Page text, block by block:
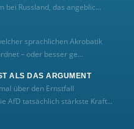
Russland, das angeblic...
sprachlichen Akrobatik
– oder besser ge...
ALS DAS ARGUMENT
über den Ernstfall
AfD tatsächlich stärkste Kraft...